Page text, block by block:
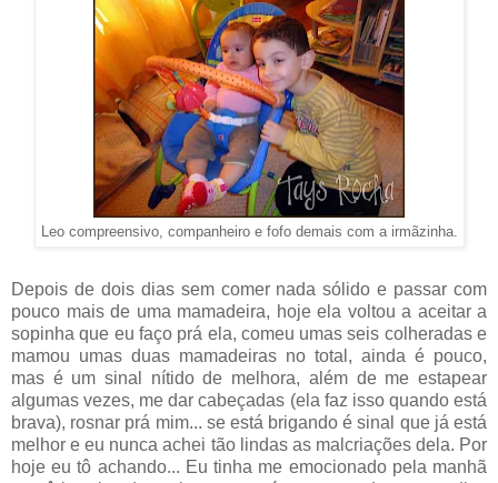
Leo compreensivo, companheiro e fofo demais com a irmãzinha.
Depois de dois dias sem comer nada sólido e passar com
pouco mais de uma mamadeira, hoje ela voltou a aceitar a
sopinha que eu faço prá ela, comeu umas seis colheradas e
mamou umas duas mamadeiras no total, ainda é pouco,
mas é um sinal nítido de melhora, além de me estapear
algumas vezes, me dar cabeçadas (ela faz isso quando está
brava), rosnar prá mim... se está brigando é sinal que já está
melhor e eu nunca achei tão lindas as malcriações dela. Por
hoje eu tô achando... Eu tinha me emocionado pela manhã